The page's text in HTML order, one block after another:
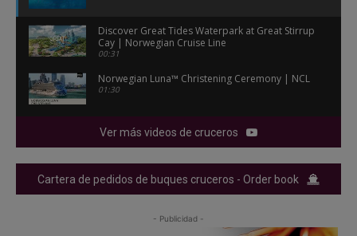
Discover Great Tides Waterpark at Great Stirrup
Cay | Norwegian Cruise Line
00:31
Norwegian Luna™ Christening Ceremony | NCL
01:30
Ver más videos de cruceros
Cartera de pedidos de buques cruceros - Order book
- Publicidad -